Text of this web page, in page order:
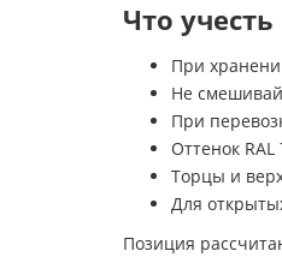
Что
При
Не
При
Оттенок
Торцы и
Для
Позиция